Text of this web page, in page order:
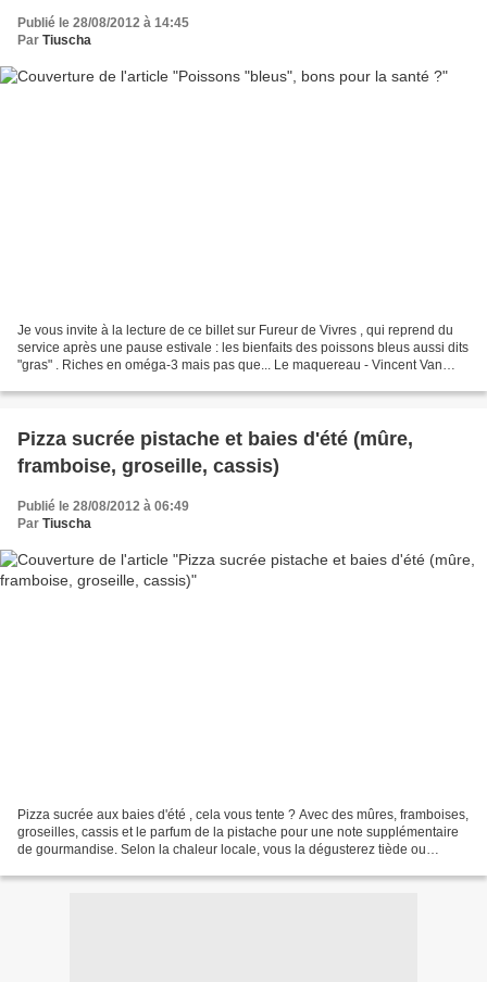
Publié le 28/08/2012 à 14:45
Par Tiuscha
Je vous invite à la lecture de ce billet sur Fureur de Vivres , qui reprend du
service après une pause estivale : les bienfaits des poissons bleus aussi dits
"gras" . Riches en oméga-3 mais pas que... Le maquereau - Vincent Van
Pizza sucrée pistache et baies d'été (mûre,
framboise, groseille, cassis)
Publié le 28/08/2012 à 06:49
Par Tiuscha
Pizza sucrée aux baies d'été , cela vous tente ? Avec des mûres, framboises,
groseilles, cassis et le parfum de la pistache pour une note supplémentaire
de gourmandise. Selon la chaleur locale, vous la dégusterez tiède ou